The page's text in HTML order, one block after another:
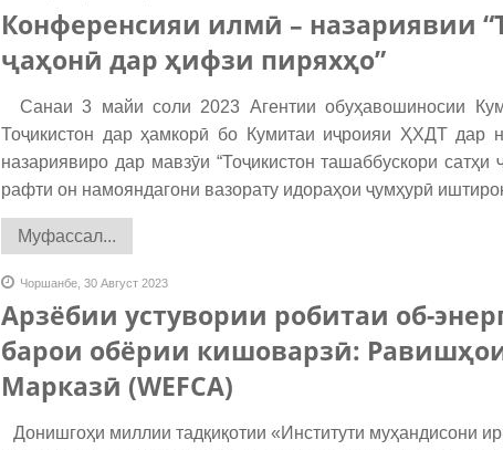
Конференсияи илмӣ – назариявии
ҷаҳонӣ дар ҳифзи пиряхҳо”
Санаи 3 майи соли 2023 Агентии обуҳавошиносии
Тоҷикистон дар ҳамкорӣ бо Кумитаи иҷроияи ҲХДТ
назариявиро дар мавзӯи “Тоҷикистон ташаббускори
рафти он намояндагони вазорату идораҳои ҷумҳурӣ
Муфассал...
Чоршанбе, 30 Август 2023
Арзёбии устувории робитаи об-
барои обёрии кишоварзӣ:
Марказӣ (WEFCA)
Донишгоҳи миллии тадқиқотии «Институти муҳандисони